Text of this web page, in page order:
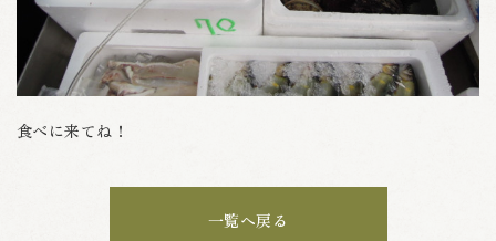
食べに来てね！
一覧へ戻る